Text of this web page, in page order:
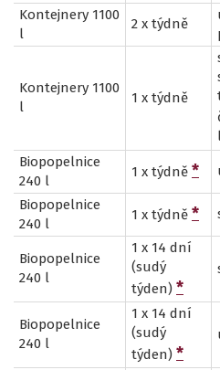
Kontejnery 1100
l
2 x týdně
Kontejnery 1100
l
1 x týdně
Biopopelnice
240 l
1 x týdně *
Biopopelnice
240 l
1 x týdně *
Biopopelnice
240 l
1 x 14 dní
(sudý
týden) *
Biopopelnice
240 l
1 x 14 dní
(sudý
týden) *